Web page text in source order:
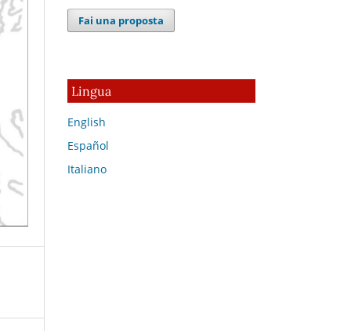
Fai una proposta
Lingua
English
Español
Italiano